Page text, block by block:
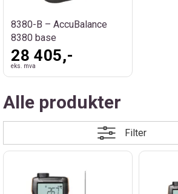
8380-B – AccuBalance
8380 base
28 405,-
eks. mva
Alle produkter
Filter